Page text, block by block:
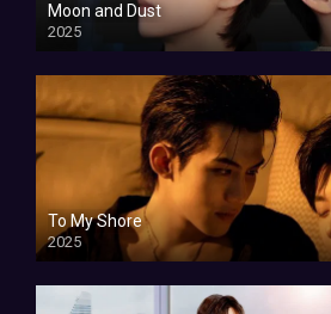
Moon and Dust
2025
To My Shore
2025